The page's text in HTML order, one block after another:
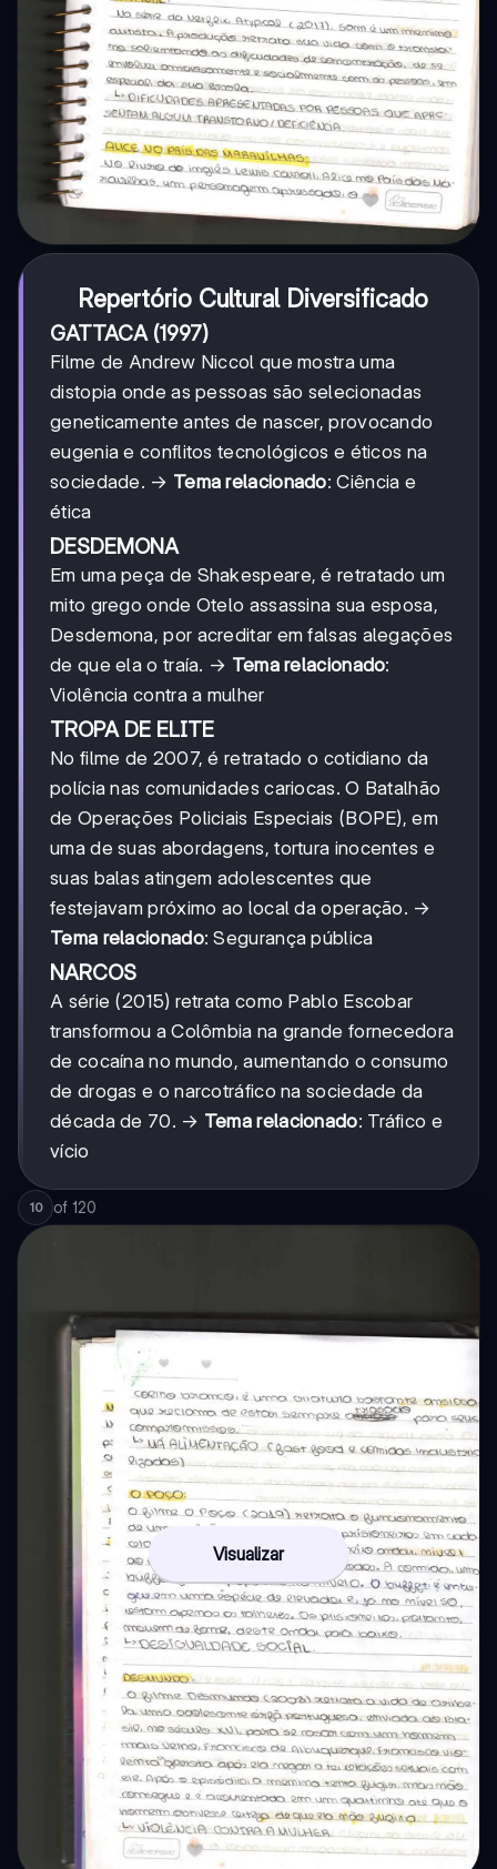
Repertório Cultural Diversificado
GATTACA (1997)
Filme de Andrew Niccol que mostra uma
distopia onde as pessoas são selecionadas
geneticamente antes de nascer, provocando
eugenia e conflitos tecnológicos e éticos na
sociedade. → Tema relacionado: Ciência e
ética
DESDEMONA
Em uma peça de Shakespeare, é retratado um
mito grego onde Otelo assassina sua esposa,
Desdemona, por acreditar em falsas alegações
de que ela o traía. → Tema relacionado:
Violência contra a mulher
TROPA DE ELITE
No filme de 2007, é retratado o cotidiano da
polícia nas comunidades cariocas. O Batalhão
de Operações Policiais Especiais (BOPE), em
uma de suas abordagens, tortura inocentes e
suas balas atingem adolescentes que
festejavam próximo ao local da operação. →
Tema relacionado: Segurança pública
NARCOS
A série (2015) retrata como Pablo Escobar
transformou a Colômbia na grande fornecedora
de cocaína no mundo, aumentando o consumo
de drogas e o narcotráfico na sociedade da
década de 70. → Tema relacionado: Tráfico e
vício
10 of 120
Visualizar